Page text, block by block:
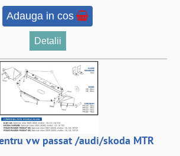
Adauga in cos
Detalii
vw passat /audi/skoda MTR